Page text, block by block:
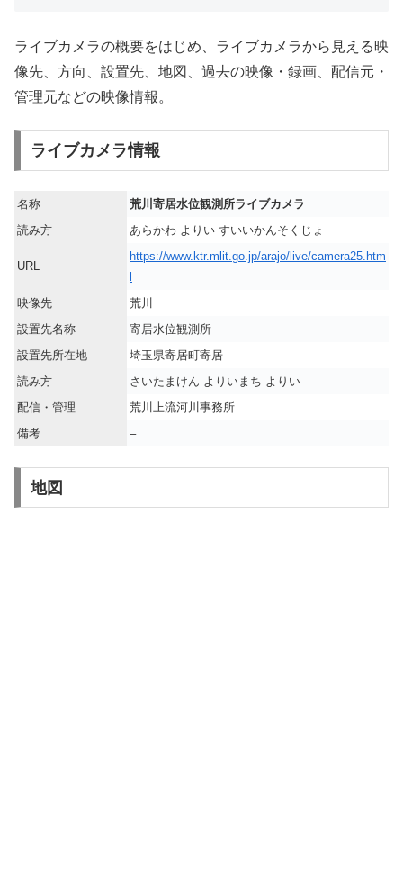
ライブカメラの概要をはじめ、ライブカメラから見える映
像先、方向、設置先、地図、過去の映像・録画、配信元・
管理元などの映像情報。
ライブカメラ情報
名称
荒川寄居水位観測所ライブカメラ
読み方
あらかわ よりい すいいかんそくじょ
URL
https://www.ktr.mlit.go.jp/arajo/live/camera25.htm
映像先
荒川
設置先名称
寄居水位観測所
設置先所在地
埼玉県寄居町寄居
読み方
さいたまけん よりいまち よりい
配信・管理
荒川上流河川事務所
備考
–
地図